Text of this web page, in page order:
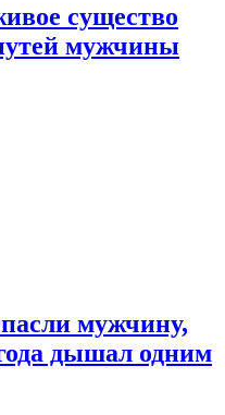
существо
мужчины
мужчину,
дышал одним